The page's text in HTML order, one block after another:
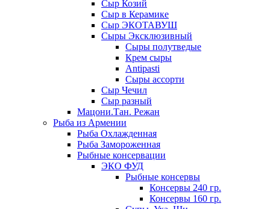
Сыр Козий
Сыр в Керамике
Сыр ЭКОТАВУШ
Сыры Эксклюзивный
Сыры полутведые
Крем сыры
Antipasti
Сыры ассорти
Сыр Чечил
Сыр разный
Мацони.Тан. Режан
Рыба из Армении
Рыба Охлажденная
Рыба Замороженная
Рыбные консервации
ЭКО ФУД
Рыбные консервы
Консервы 240 гр.
Консервы 160 гр.